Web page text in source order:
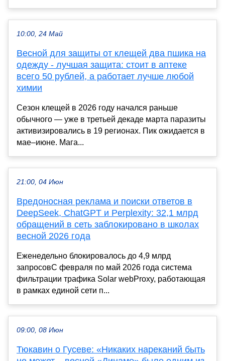
10:00, 24 Май
Весной для защиты от клещей два пшика на
одежду - лучшая защита: стоит в аптеке
всего 50 рублей, а работает лучше любой
химии
Сезон клещей в 2026 году начался раньше
обычного — уже в третьей декаде марта паразиты
активизировались в 19 регионах. Пик ожидается в
мае–июне. Мага...
21:00, 04 Июн
Вредоносная реклама и поиски ответов в
DeepSeek, ChatGPT и Perplexity: 32,1 млрд
обращений в сеть заблокировано в школах
весной 2026 года
Еженедельно блокировалось до 4,9 млрд
запросовС февраля по май 2026 года система
фильтрации трафика Solar webProxy, работающая
в рамках единой сети п...
09:00, 08 Июн
Тюкавин о Гусеве: «Никаких нареканий быть